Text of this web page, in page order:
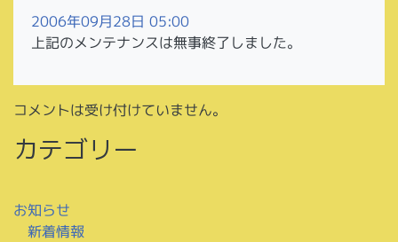
2006年09月28日 05:00
上記のメンテナンスは無事終了しました。
コメントは受け付けていません。
カテゴリー
お知らせ
新着情報